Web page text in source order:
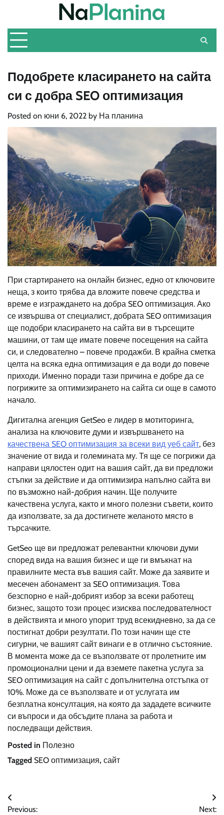
content
Подобрете класирането на сайта
си с добра SEO оптимизация
Posted on юни 6, 2022 by На планина
При стартирането на онлайн бизнес, едно от ключовите
неща, з които трябва да вложите повече средства и
време е изграждането на добра SEO оптимизация. Ако
се извършва от специалист, добрата SEO оптимизация
ще подобри класирането на сайта ви в търсещите
машини, от там ще имате повече посещения на сайта
си, и следователно – повече продажби. В крайна сметка
целта на всяка една оптимизация е да води до повече
приходи. Именно поради тази причина е добре да се
погрижите за оптимизирането на сайта си още в самото
начало.
Дигитална агенция GetSeo е лидер в мотиторинга,
анализа на ключовите думи и извършването на
качествена SEO оптимизация за всеки вид уеб сайт, без
значение от вида и големината му. Тя ще се погрижи да
направи цялостен одит на вашия сайт, да ви предложи
стъпки за действие и да оптимизира напълно сайта ви
по възможно най-добрия начин. Ще получите
качествена услуга, както и много полезни съвети, които
да използвате, за да достигнете желаното място в
търсачките.
GetSeo ще ви предложат релевантни ключови думи
според вида на вашия бизнес и ще ги вмъкнат на
правилните места във вашия сайт. Може да заявите и
месечен абонамент за SEO оптимизация. Това
безспорно е най-добрият избор за всеки работещ
бизнес, защото този процес изисква последователност
в действията и много упорит труд всекидневно, за да се
постигнат добри резултати. По този начин ще сте
сигурни, че вашият сайт винаги е в отлично състояние.
В момента може да се възползвате от пролетните им
промоционални цени и да вземете пакетна услуга за
SEO оптимизация на сайт с допълнителна отстъпка от
10%. Може да се възползвате и от услугата им
безплатна консултация, на която да зададете всичките
си въпроси и да обсъдите плана за работа и
последващи действия.
Posted in Полезно
Tagged SEO оптимизация, сайт
Навигация
Previous:
Next: